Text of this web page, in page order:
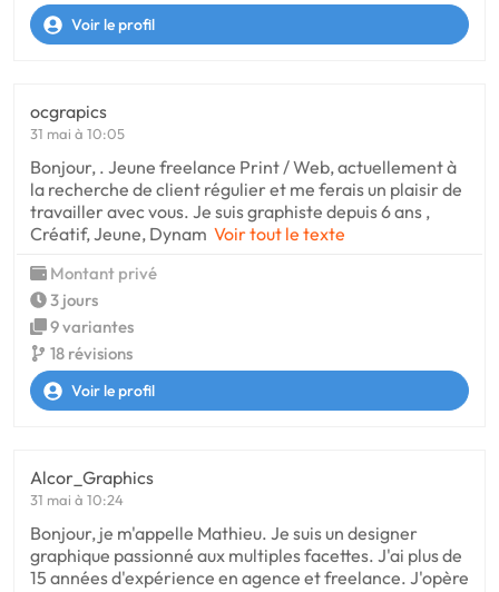
Voir le profil
ocgrapics
31 mai à 10:05
Bonjour, . Jeune freelance Print / Web, actuellement à
la recherche de client régulier et me ferais un plaisir de
travailler avec vous. Je suis graphiste depuis 6 ans ,
Créatif, Jeune, Dynam Voir tout le texte
Montant privé
3 jours
9 variantes
18 révisions
Voir le profil
Alcor_Graphics
31 mai à 10:24
Bonjour, je m'appelle Mathieu. Je suis un designer
graphique passionné aux multiples facettes. J'ai plus de
15 années d'expérience en agence et freelance. J'opère